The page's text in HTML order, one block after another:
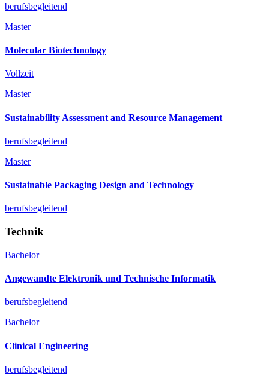
berufsbegleitend
Master
Molecular Biotechnology
Vollzeit
Master
Sustainability Assessment and Resource Management
berufsbegleitend
Master
Sustainable Packaging Design and Technology
berufsbegleitend
Technik
Bachelor
Angewandte Elektronik und Technische Informatik
berufsbegleitend
Bachelor
Clinical Engineering
berufsbegleitend